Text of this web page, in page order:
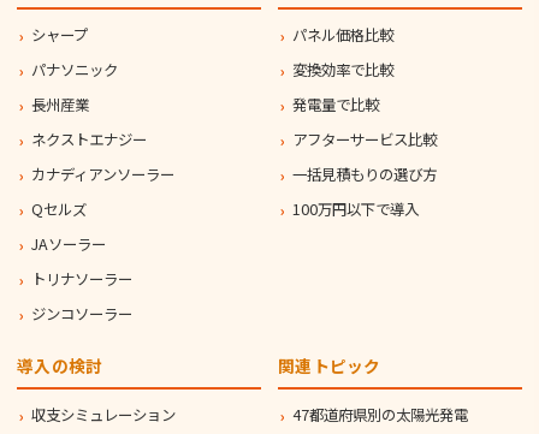
シャープ
パナソニック
長州産業
ネクストエナジー
カナディアンソーラー
Qセルズ
JAソーラー
トリナソーラー
ジンコソーラー
パネル価格比較
変換効率で比較
発電量で比較
アフターサービス比較
一括見積もりの選び方
100万円以下で導入
導入の検討
収支シミュレーション
関連トピック
47都道府県別の太陽光発電